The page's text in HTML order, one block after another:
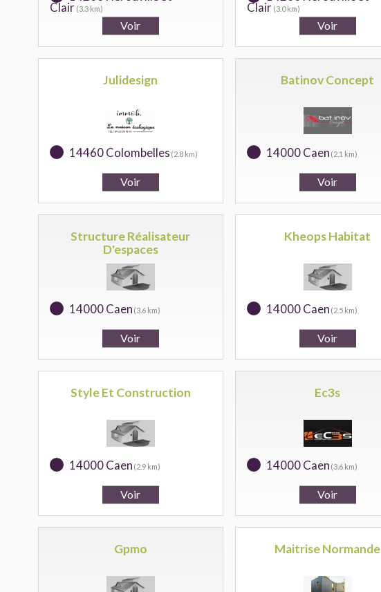
Clair (3.3 km) Clair (3.0 km)
Julidesign
14460 Colombelles (2.8 km)
Batinov Concept
14000 Caen (2.1 km)
Structure Réalisateur
D'espaces
14000 Caen (3.6 km)
Kheops Habitat
14000 Caen (2.5 km)
Style Et Construction
14000 Caen (2.9 km)
Ec3s
14000 Caen (3.6 km)
Gpmo Maitrise Normande